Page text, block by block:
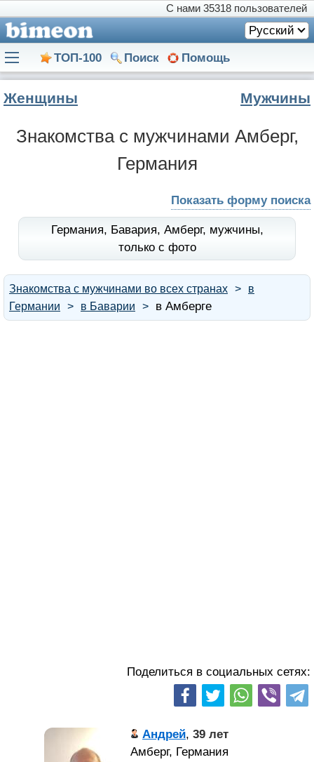
С нами 35318 пользователей
Русский
ТОП-100 Поиск Помощь
Знакомства с мужчинами Амберг,
Германия
Женщины Мужчины
Показать форму поиска
Германия, Бавария, Амберг, мужчины,
только с фото
Знакомства с мужчинами во всех странах
в
Германии
в Баварии в Амберге
Поделиться в социальных сетях:
Андрей, 39 лет
Амберг, Германия